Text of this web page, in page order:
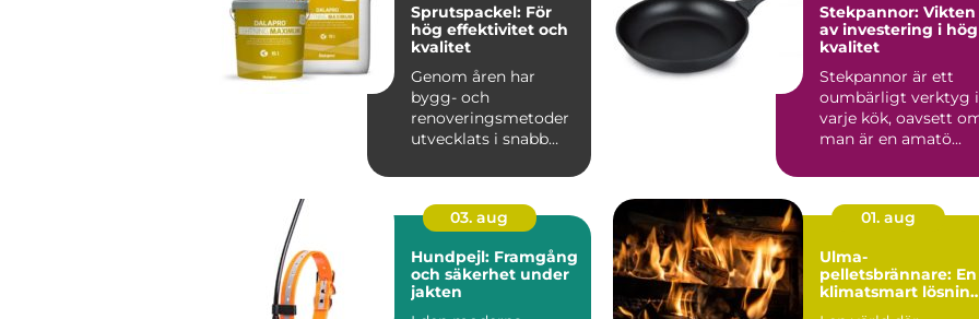
Sprutspackel: För
hög effektivitet och
kvalitet
Genom åren har
bygg- och
renoveringsmetoder
utvecklats i snabb
teknologie...
Stekpannor: Vikten
av investering i hög
kvalitet
Stekpannor är ett
oumbärligt verktyg i
varje kök, oavsett
man är en amatö...
03. aug
Hundpejl: Framgång
och säkerhet under
jakten
01. aug
Ulma-
pelletsbrännare: En
klimatsmart